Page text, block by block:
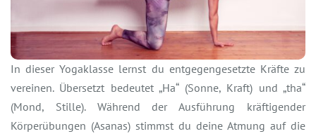
In dieser Yogaklasse lernst du entgegengesetzte Kräfte zu
vereinen. Übersetzt bedeutet „Ha“ (Sonne, Kraft) und „tha“
(Mond, Stille). Während der Ausführung kräftigender
Körperübungen (Asanas) stimmst du deine Atmung auf die